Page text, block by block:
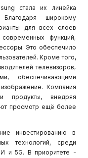
стала их линейка
широкому
для всех слоев
функций,
Это обеспечило
Кроме того,
телевизоров,
обеспечивающими
Компания
продукты, внедряя
просмотр ещё более
инвестированию в
технологий, среди
и 5G. В приоритете -
и